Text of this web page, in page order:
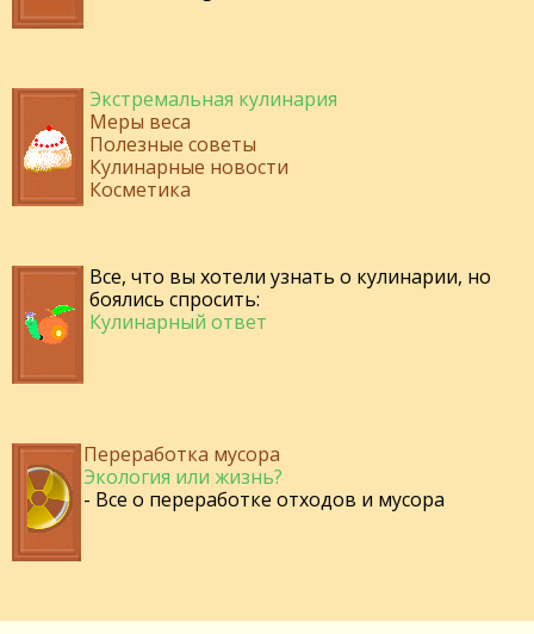
Экстремальная кулинария
Меры веса
Полезные советы
Кулинарные новости
Косметика
Все, что вы хотели узнать о кулинарии, но
боялись спросить:
Кулинарный ответ
Переработка мусора
Экология или жизнь?
- Все о переработке отходов и мусора